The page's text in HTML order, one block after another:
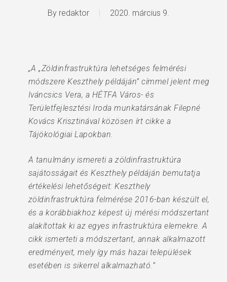
By redaktor 2020. március 9.
„A „Zöldinfrastruktúra lehetséges felmérési
módszere Keszthely példáján” címmel jelent meg
Iváncsics Vera, a HÉTFA Város- és
Területfejlesztési Iroda munkatársának Filepné
Kovács Krisztinával közösen írt cikke a
Tájökológiai Lapokban.
A tanulmány ismereti a zöldinfrastruktúra
sajátosságait és Keszthely példáján bemutatja
értékelési lehetőségeit: Keszthely
zöldinfrastruktúra felmérése 2016-ban készült el,
és a korábbiakhoz képest új mérési módszertant
alakítottak ki az egyes infrastruktúra elemekre. A
cikk ismerteti a módszertant, annak alkalmazott
eredményeit, mely így más hazai települések
esetében is sikerrel alkalmazható.”